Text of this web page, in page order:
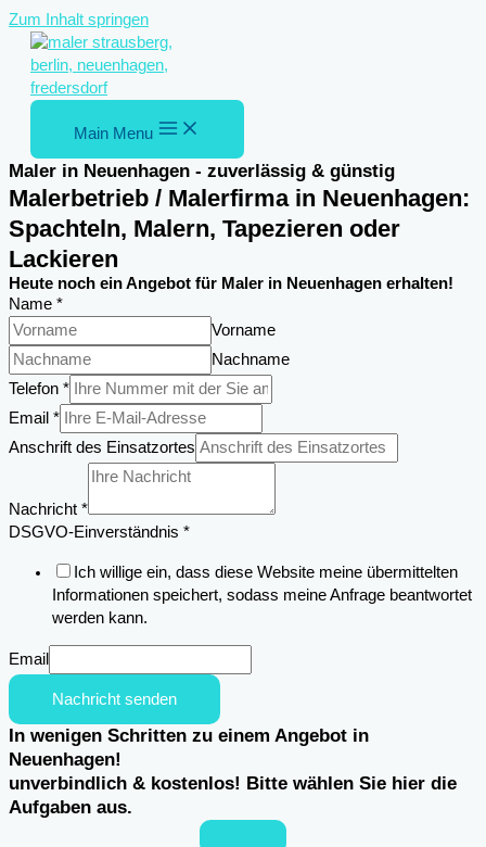
Zum Inhalt springen
Main Menu
Maler in Neuenhagen - zuverlässig & günstig
Malerbetrieb / Malerfirma in Neuenhagen:
Spachteln, Malern, Tapezieren oder
Lackieren
Heute noch ein Angebot für Maler in Neuenhagen erhalten!
Name *
Vorname
Nachname
Telefon *
Email *
Telefon
Anschrift des Einsatzortes
Nachricht *
DSGVO-Einverständnis *
Ich willige ein, dass diese Website meine übermittelten
Informationen speichert, sodass meine Anfrage beantwortet
werden kann.
Email
Nachricht senden
In wenigen Schritten zu einem Angebot in
Neuenhagen!
unverbindlich & kostenlos! Bitte wählen Sie hier die
Aufgaben aus.